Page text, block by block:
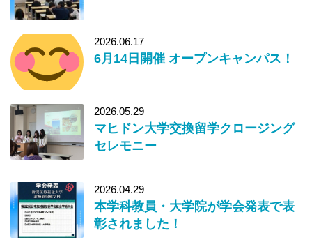
2026.06.17
6月14日開催 オープンキャンパス！
2026.05.29
マヒドン大学交換留学クロージング
セレモニー
2026.04.29
本学科教員・大学院が学会発表で表
彰されました！